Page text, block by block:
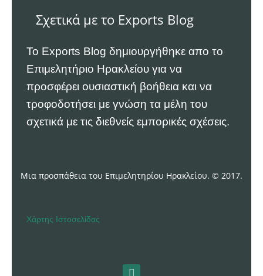
Σχετικά με το Exports Blog
Το Exports Blog δημιουργήθηκε απο το
Επιμελητήριο Ηρακλείου για να
προσφέρει ουσιαστική βοήθεια και να
τροφοδοτήσει με γνώση τα μέλη του
σχετικά με τις διεθνείς εμπορικές σχέσεις.
Μια προσπάθεια του Επιμελητηρίου Ηρακλείου. © 2017.
Χάρτης Ιστοσελίδας